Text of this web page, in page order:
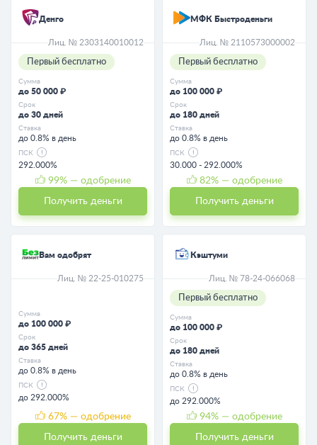
Денго
Лиц. № 2303140010012
Первый бесплатно
Сумма
до 50 000 ₽
Срок
до 30 дней
Ставка
до 0.8% в день
ПСК
292.000%
99% — одобрение
Получить деньги
МФК Быстроденьги
Лиц. № 2110573000002
Первый бесплатно
Сумма
до 100 000 ₽
Срок
до 180 дней
Ставка
до 0.8% в день
ПСК
30.000 - 292.000%
82% — одобрение
Получить деньги
Вам одобрят
Лиц. № 22-25-010275
Сумма
до 100 000 ₽
Срок
до 365 дней
Ставка
до 0.8% в день
ПСК
до 292.000%
67% — одобрение
Получить деньги
Кэштуми
Лиц. № 78-24-066068
Первый бесплатно
Сумма
до 100 000 ₽
Срок
до 180 дней
Ставка
до 0.8% в день
ПСК
до 292.000%
94% — одобрение
Получить деньги